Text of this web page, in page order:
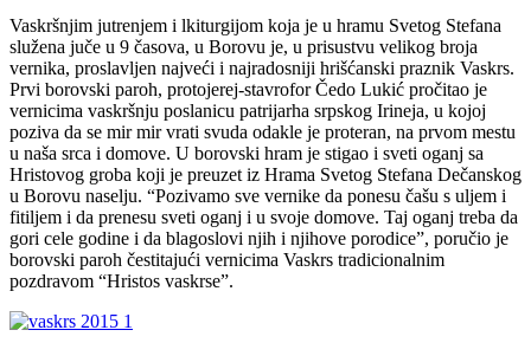
Vaskršnjim jutrenjem i lkiturgijom koja je u hramu Svetog Stefana
služena juče u 9 časova, u Borovu je, u prisustvu velikog broja
vernika, proslavljen najveći i najradosniji hrišćanski praznik Vaskrs.
Prvi borovski paroh, protojerej-stavrofor Čedo Lukić pročitao je
vernicima vaskršnju poslanicu patrijarha srpskog Irineja, u kojoj
poziva da se mir mir vrati svuda odakle je proteran, na prvom mestu
u naša srca i domove. U borovski hram je stigao i sveti oganj sa
Hristovog groba koji je preuzet iz Hrama Svetog Stefana Dečanskog
u Borovu naselju. “Pozivamo sve vernike da ponesu čašu s uljem i
fitiljem i da prenesu sveti oganj i u svoje domove. Taj oganj treba da
gori cele godine i da blagoslovi njih i njihove porodice”, poručio je
borovski paroh čestitajući vernicima Vaskrs tradicionalnim
pozdravom “Hristos vaskrse”.